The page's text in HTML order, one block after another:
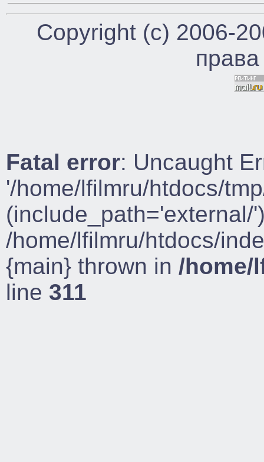
Copyright (c) 2006-
Fatal error: Uncaught
'/home/lfilmru/htdocs/
(include_path='external/
/home/lfilmru/htdocs/
{main} thrown in /home/
line 311